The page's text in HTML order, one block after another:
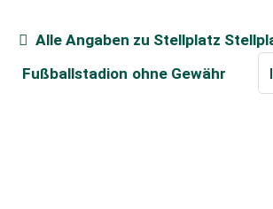
Alle Angaben zu Stellplatz
Fußballstadion ohne Gewähr